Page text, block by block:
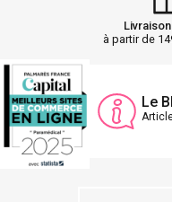
à partir de
Le